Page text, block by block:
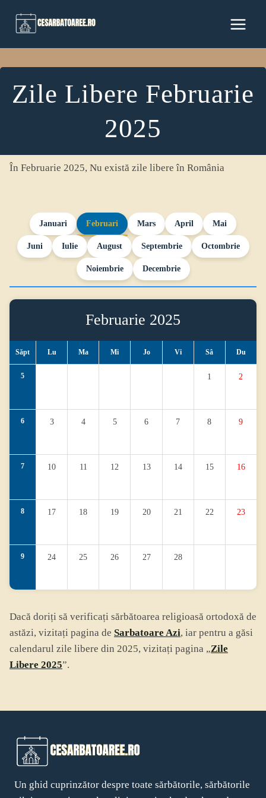
Zile Libere Februarie
2025
În Februarie 2025, Nu există zile libere în România
Januari Februari Mars April Mai
Juni Iulie August Septembrie Octombrie
Noiembrie Decembrie
Februarie 2025
Săpt Lu Ma Mi Jo Vi Sâ Du
5 1 2
6 3 4 5 6 7 8 9
7 10 11 12 13 14 15 16
8 17 18 19 20 21 22 23
9 24 25 26 27 28
Dacă doriți să verificați sărbătoarea religioasă ortodoxă de
astăzi, vizitați pagina de Sarbatoare Azi, iar pentru a găsi
calendarul zile libere din 2025, vizitați pagina „Zile
Libere 2025”.
Un ghid cuprinzător despre toate sărbătorile, sărbătorile